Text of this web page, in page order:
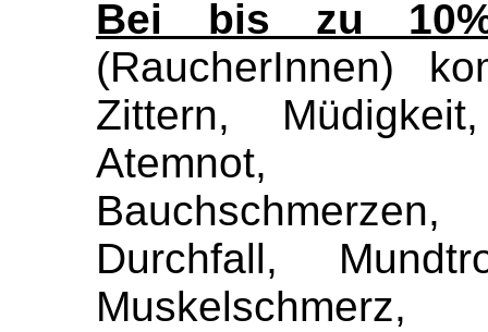
Bei bis zu 10%
(RaucherInnen)
Zittern,
Atemnot,
Durchfall,